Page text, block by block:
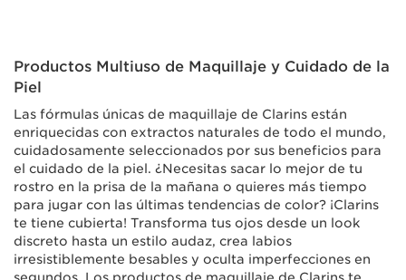
Productos Multiuso de Maquillaje y Cuidado de la
Piel
Las fórmulas únicas de maquillaje de Clarins están
enriquecidas con extractos naturales de todo el mundo,
cuidadosamente seleccionados por sus beneficios para
el cuidado de la piel. ¿Necesitas sacar lo mejor de tu
rostro en la prisa de la mañana o quieres más tiempo
para jugar con las últimas tendencias de color? ¡Clarins
te tiene cubierta! Transforma tus ojos desde un look
discreto hasta un estilo audaz, crea labios
irresistiblemente besables y oculta imperfecciones en